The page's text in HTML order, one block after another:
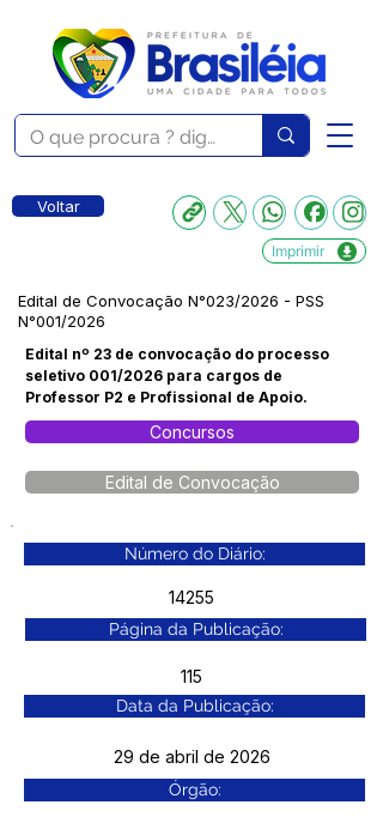
Voltar
Imprimir
Edital de Convocação N°023/2026 - PSS
N°001/2026
Edital nº 23 de convocação do processo
seletivo 001/2026 para cargos de
Professor P2 e Profissional de Apoio.
Concursos
Edital de Convocação
Número do Diário:
14255
Página da Publicação:
115
Data da Publicação:
29 de abril de 2026
Órgão: